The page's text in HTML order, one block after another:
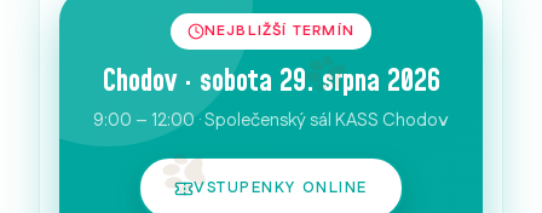
NEJBLIŽŠÍ TERMÍN
Chodov · sobota 29. srpna 2026
9:00 – 12:00 · Společenský sál KASS Chodov
VSTUPENKY ONLINE